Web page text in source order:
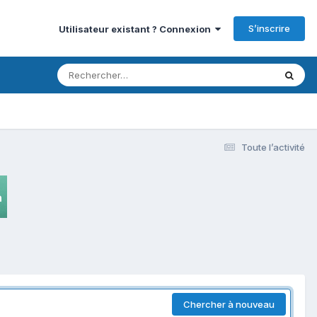
Utilisateur existant ? Connexion S’inscrire
Toute l’activité
Chercher à nouveau